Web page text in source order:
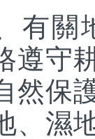
關地
遵守
然保
、濕